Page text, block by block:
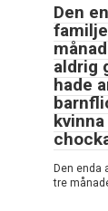
Den
aldrig
hade
Den enda
tre